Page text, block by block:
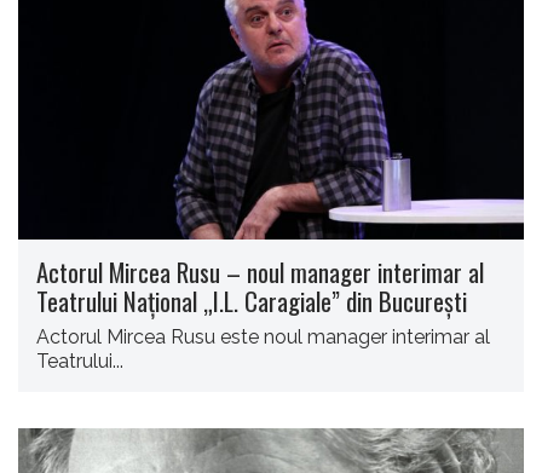
Actorul Mircea Rusu – noul manager interimar al
Teatrului Naţional „I.L. Caragiale” din Bucureşti
Actorul Mircea Rusu este noul manager interimar al
Teatrului...